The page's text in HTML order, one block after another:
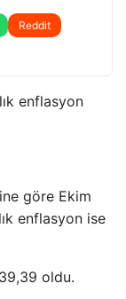
Reddit
enflasyon
göre Ekim
enflasyon ise
oldu.